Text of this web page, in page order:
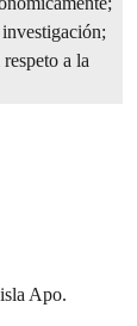
investigación;
a la